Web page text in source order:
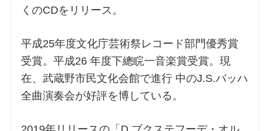
くのCDをリリース。
平成25年度文化庁芸術祭レコード部門優秀賞
受賞。平成26 年度下總睆一音楽賞受賞。現
在、武蔵野市民文化会館で進行 中のJ.S.バッハ
全曲演奏会が好評を博している。